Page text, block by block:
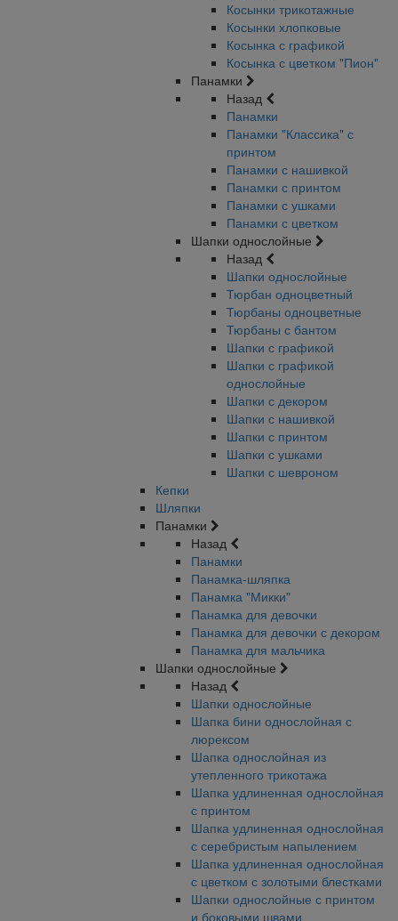
Косынки трикотажные
Косынки хлопковые
Косынка с графикой
Косынка с цветком "Пион"
Панамки
Назад
Панамки
Панамки "Классика" с
принтом
Панамки с нашивкой
Панамки с принтом
Панамки с ушками
Панамки с цветком
Шапки однослойные
Назад
Шапки однослойные
Тюрбан одноцветный
Тюрбаны одноцветные
Тюрбаны с бантом
Шапки с графикой
Шапки с графикой
однослойные
Шапки с декором
Шапки с нашивкой
Шапки с принтом
Шапки с ушками
Шапки с шевроном
Кепки
Шляпки
Панамки
Назад
Панамки
Панамка-шляпка
Панамка "Микки"
Панамка для девочки
Панамка для девочки с декором
Панамка для мальчика
Шапки однослойные
Назад
Шапки однослойные
Шапка бини однослойная с
люрексом
Шапка однослойная из
утепленного трикотажа
Шапка удлиненная однослойная
с принтом
Шапка удлиненная однослойная
с серебристым напылением
Шапка удлиненная однослойная
с цветком с золотыми блестками
Шапки однослойные с принтом
и боковыми швами